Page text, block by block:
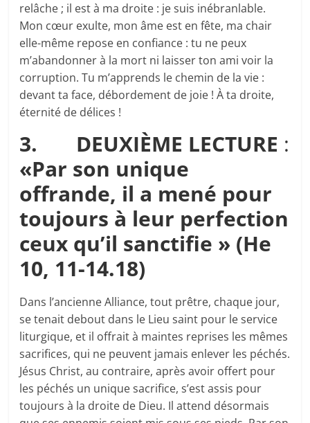
relâche ; il est à ma droite : je suis inébranlable.
Mon cœur exulte, mon âme est en fête, ma chair
elle-même repose en confiance : tu ne peux
m’abandonner à la mort ni laisser ton ami voir la
corruption. Tu m’apprends le chemin de la vie :
devant ta face, débordement de joie ! À ta droite,
éternité de délices !
3. DEUXIÈME LECTURE :
«Par son unique
offrande, il a mené pour
toujours à leur perfection
ceux qu’il sanctifie » (He
10, 11-14.18)
Dans l’ancienne Alliance, tout prêtre, chaque jour,
se tenait debout dans le Lieu saint pour le service
liturgique, et il offrait à maintes reprises les mêmes
sacrifices, qui ne peuvent jamais enlever les péchés.
Jésus Christ, au contraire, après avoir offert pour
les péchés un unique sacrifice, s’est assis pour
toujours à la droite de Dieu. Il attend désormais